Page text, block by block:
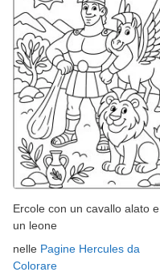
Ercole con un cavallo alato e
un leone
nelle Pagine Hercules da
Colorare